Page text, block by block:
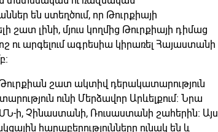
են ստեղծում, որ Թուրքիայի
շատ լինի, մյուս կողմից Թուրքիայի դիմաց
ու արգելում ագրեսիա կիրառել Հայաստանի
շատ ակտիվ դերակատարություն
ունի Մերձավոր Արևելքում։ Նրա
ի, Չինաստանի, Ռուսաստանի շահերին։ Այս
հարաբերությունները ունակ են և